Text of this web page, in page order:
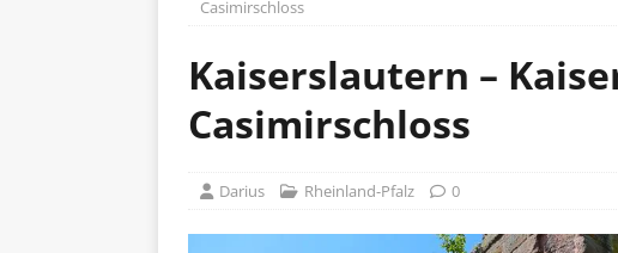
Casimirschloss
Kaiserslautern –
Casimirschloss
Darius Rheinland-Pfalz 0